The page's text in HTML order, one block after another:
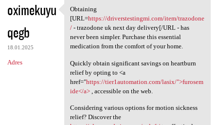
oximekuyu
qegb
18.01.2025
Adres
Obtaining [URL=https:/
Obtaining
[URL=https://driverstestingmi.com/item/trazodone
/- trazodone uk next day delivery[/URL - has
never been simpler. Purchase this essential
medication from the comfort of your home.
Quickly obtain significant savings on heartburn
relief by opting to <a
href="https://tier1automation.com/lasix/">furosem
ide</a>, accessible on the web.
Considering various options for motion sickness
relief? Discover the